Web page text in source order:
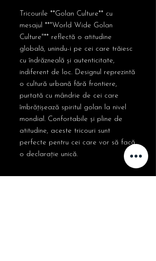
Tricourile **Golan Culture** cu
mesajul **"World Wide Golan
Culture"** reflectă o atitudine
globală, unindu-i pe cei care trăiesc
cu îndrăzneală și autenticitate,
indiferent de loc. Designul reprezintă
o cultură urbană fără frontiere,
purtată cu mândrie de cei care
îmbrățișează spiritul golan la nivel
mondial. Confortabile și pline de
atitudine, aceste tricouri sunt
perfecte pentru cei care vor să facă
o declarație unică.